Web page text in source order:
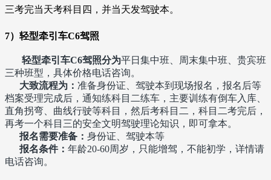
三考完当天考科目四，并当天发驾驶本。
7）轻型牵引车C6驾照
轻型牵引车C6驾照分为平日集中班、周末集中班、贵宾班
三种班型，具体价格电话咨询。
大致流程为： 准备身份证、驾驶本到现场报名，报名后等
档案受理完成后，通知练科目二练车，主要训练有倒车入库、
直角拐弯、曲线行驶等科目，然后考科目二，科目二考完后，
再考一个科目三的安全文明驾驶理论知识，即可拿本。
报名需要准备： 身份证、驾驶本等
报名条件： 年龄20-60周岁，只能增驾，不能初学，详情请
电话咨询。